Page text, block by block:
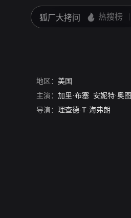
地区： 美国
主演： 加里·布塞 安妮特·奥图
导演： 理查德·T·海弗朗